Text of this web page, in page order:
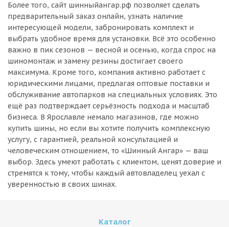
Более того, сайт шинныйангар.рф позволяет сделать
предварительный заказ онлайн, узнать наличие
интересующей модели, забронировать комплект и
выбрать удобное время для установки. Всё это особенно
важно в пик сезонов — весной и осенью, когда спрос на
шиномонтаж и замену резины достигает своего
максимума. Кроме того, компания активно работает с
юридическими лицами, предлагая оптовые поставки и
обслуживание автопарков на специальных условиях. Это
ещё раз подтверждает серьёзность подхода и масштаб
бизнеса. В Ярославле немало магазинов, где можно
купить шины, но если вы хотите получить комплексную
услугу, с гарантией, реальной консультацией и
человеческим отношением, то «Шинный Ангар» — ваш
выбор. Здесь умеют работать с клиентом, ценят доверие и
стремятся к тому, чтобы каждый автовладелец уехал с
уверенностью в своих шинах.
Каталог